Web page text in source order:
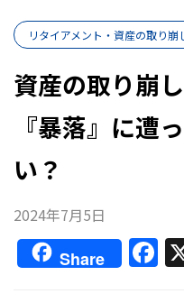
代表カン・チュンド
投資信託クリニックとは
お問い合わせ
リタイアメント・資産の取り崩
資産の取り崩
『暴落』に遭
い？
2024年7月5日
Share F
a